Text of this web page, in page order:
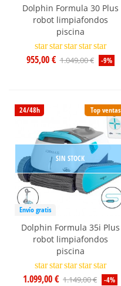
Dolphin Formula 30 Plus
robot limpiafondos
piscina
star star star star star
955,00 € 1.049,00 € -9%
Top ventas
24/48h
Envío gratis
SIN STOCK
Dolphin Formula 35i Plus
robot limpiafondos
piscina
star star star star star
1.099,00 € 1.149,00 € -4%